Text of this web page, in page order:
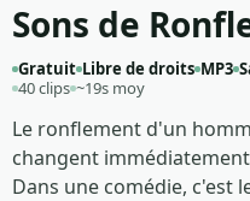
Sons de
Gratuit Libre de droits MP3
40 clips ~19s moy
Le ronflement d'un
changent
Dans une comédie, c'est